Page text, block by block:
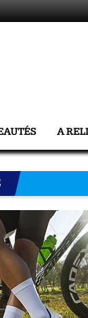
A